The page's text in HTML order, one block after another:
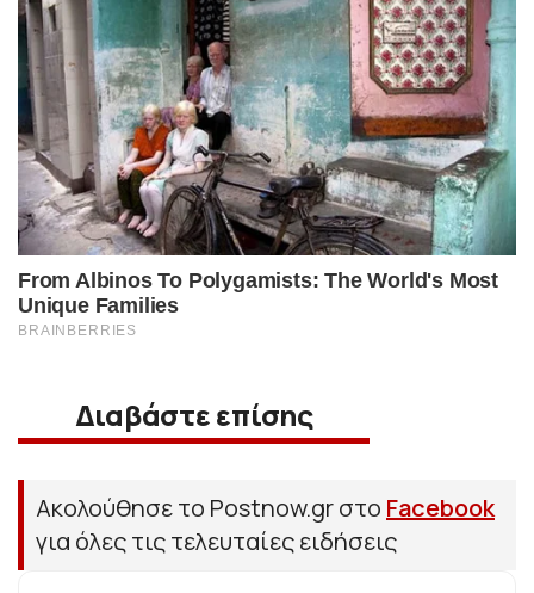
Διαβάστε επίσης
Ακολούθησε το Postnow.gr στο Facebook
για όλες τις τελευταίες ειδήσεις